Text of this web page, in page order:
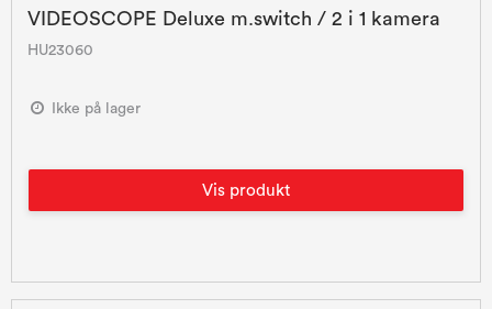
VIDEOSCOPE Deluxe m.switch / 2 i 1 kamera
HU23060
Ikke på lager
Vis produkt